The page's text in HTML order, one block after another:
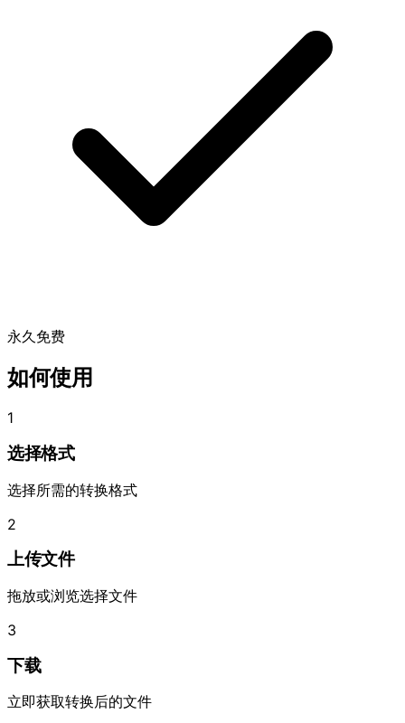
永久免费
如何使用
1
选择格式
选择所需的转换格式
2
上传文件
拖放或浏览选择文件
3
下载
立即获取转换后的文件